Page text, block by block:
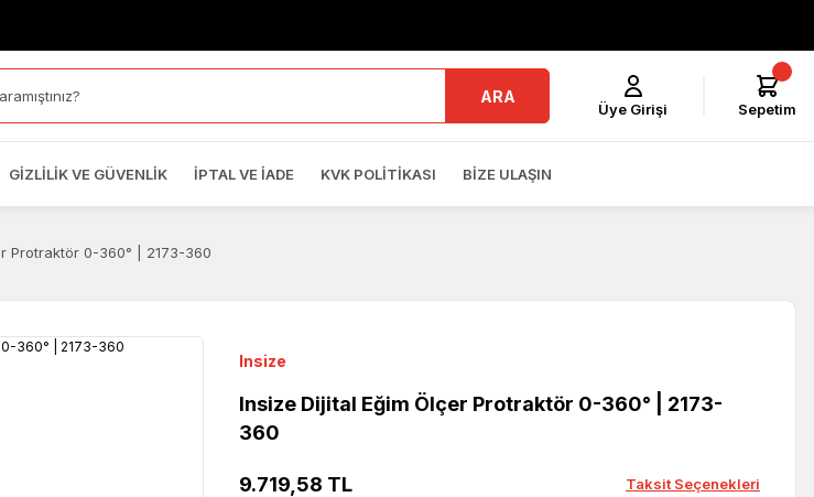
ARA
Üye Girişi Sepetim
GIZLILIK VE GÜVENLIK İPTAL VE İADE KVK POLITIKASI BIZE ULAŞIN
Protraktör 0-360° | 2173-360
Insize
Insize Dijital Eğim Ölçer Protraktör 0-360° | 2173-
360
9.719,58 TL Taksit Seçenekleri